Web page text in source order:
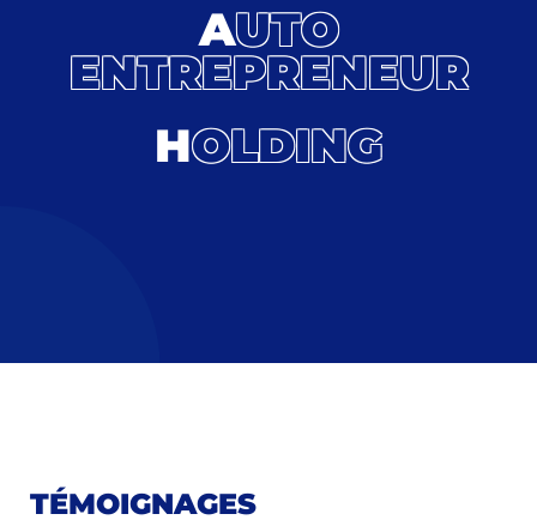
AUTO
ENTREPRENEUR
HOLDING
TÉMOIGNAGES